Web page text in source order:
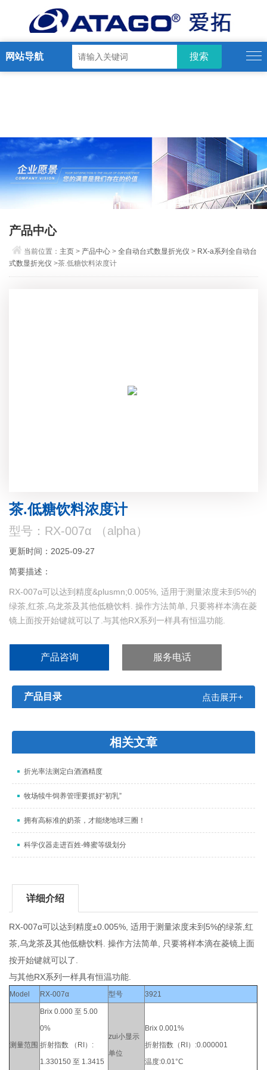
网站导航
产品中心
当前位置： 主页 > 产品中心 >全自动台式数显折光仪 > RX-a系列全自动台
式数显折光仪 >茶.低糖饮料浓度计
茶.低糖饮料浓度计
型号：RX-007α （alpha）
更新时间：2025-09-27
简要描述：
RX-007α可以达到精度&plusmn;0.005%, 适用于测量浓度未到5%的
绿茶,红茶,乌龙茶及其他低糖饮料. 操作方法简单, 只要将样本滴在菱
镜上面按开始键就可以了.与其他RX系列一样具有恒温功能.
产品咨询 服务电话
产品目录 点击展开+
相关文章
折光率法测定白酒酒精度
牧场犊牛饲养管理要抓好“初乳”
拥有高标准的奶茶，才能绕地球三圈！
科学仪器走进百姓-蜂蜜等级划分
详细介绍
RX-007α可以达到精度±0.005%, 适用于测量浓度未到5%的绿茶,红
茶,乌龙茶及其他低糖饮料. 操作方法简单, 只要将样本滴在菱镜上面
按开始键就可以了.
与其他RX系列一样具有恒温功能.
Model RX-007α 型号 3921
测量范围
Brix 0.000 至 5.00
0%
折射指数 （RI）:
1.330150 至 1.3415
zui小显示
单位
Brix 0.001%
折射指数（RI）:0.000001
温度:0.01°C